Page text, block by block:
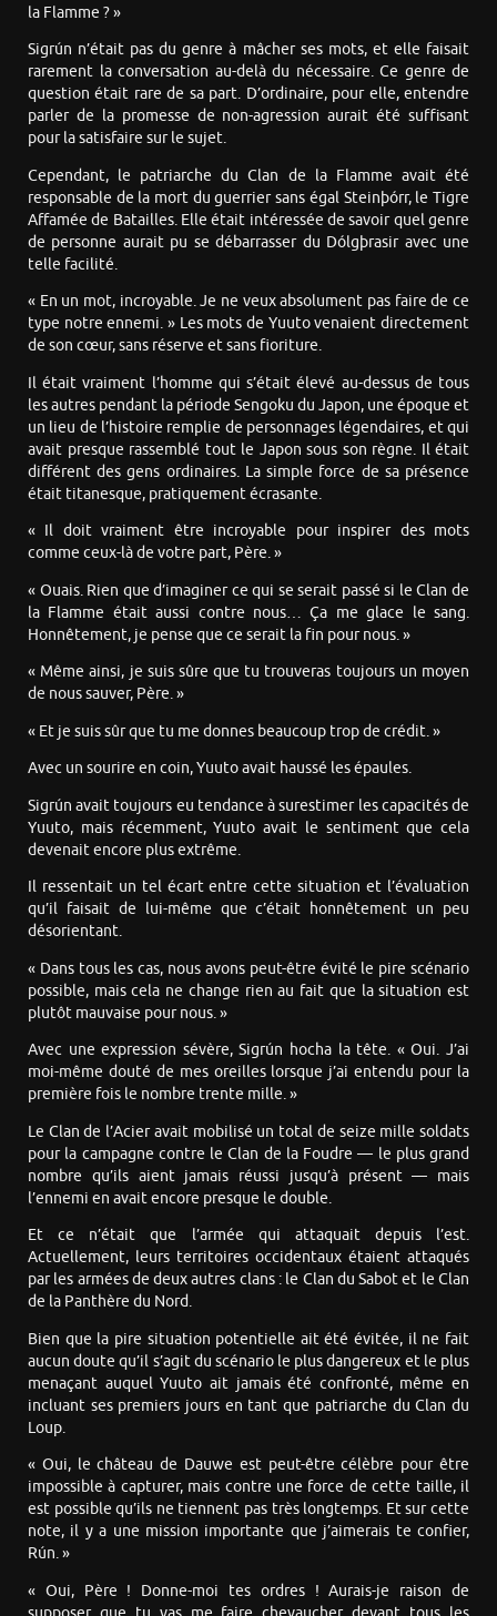
la Flamme ? »
Sigrún n’était pas du genre à mâcher ses mots, et elle faisait
rarement la conversation au-delà du nécessaire. Ce genre de
question était rare de sa part. D’ordinaire, pour elle, entendre
parler de la promesse de non-agression aurait été suffisant
pour la satisfaire sur le sujet.
Cependant, le patriarche du Clan de la Flamme avait été
responsable de la mort du guerrier sans égal Steinþórr, le Tigre
Affamée de Batailles. Elle était intéressée de savoir quel genre
de personne aurait pu se débarrasser du Dólgþrasir avec une
telle facilité.
« En un mot, incroyable. Je ne veux absolument pas faire de ce
type notre ennemi. » Les mots de Yuuto venaient directement
de son cœur, sans réserve et sans fioriture.
Il était vraiment l’homme qui s’était élevé au-dessus de tous
les autres pendant la période Sengoku du Japon, une époque et
un lieu de l’histoire remplie de personnages légendaires, et qui
avait presque rassemblé tout le Japon sous son règne. Il était
différent des gens ordinaires. La simple force de sa présence
était titanesque, pratiquement écrasante.
« Il doit vraiment être incroyable pour inspirer des mots
comme ceux-là de votre part, Père. »
« Ouais. Rien que d’imaginer ce qui se serait passé si le Clan de
la Flamme était aussi contre nous… Ça me glace le sang.
Honnêtement, je pense que ce serait la fin pour nous. »
« Même ainsi, je suis sûre que tu trouveras toujours un moyen
de nous sauver, Père. »
« Et je suis sûr que tu me donnes beaucoup trop de crédit. »
Avec un sourire en coin, Yuuto avait haussé les épaules.
Sigrún avait toujours eu tendance à surestimer les capacités de
Yuuto, mais récemment, Yuuto avait le sentiment que cela
devenait encore plus extrême.
Il ressentait un tel écart entre cette situation et l’évaluation
qu’il faisait de lui-même que c’était honnêtement un peu
désorientant.
« Dans tous les cas, nous avons peut-être évité le pire scénario
possible, mais cela ne change rien au fait que la situation est
plutôt mauvaise pour nous. »
Avec une expression sévère, Sigrún hocha la tête. « Oui. J’ai
moi-même douté de mes oreilles lorsque j’ai entendu pour la
première fois le nombre trente mille. »
Le Clan de l’Acier avait mobilisé un total de seize mille soldats
pour la campagne contre le Clan de la Foudre — le plus grand
nombre qu’ils aient jamais réussi jusqu’à présent — mais
l’ennemi en avait encore presque le double.
Et ce n’était que l’armée qui attaquait depuis l’est.
Actuellement, leurs territoires occidentaux étaient attaqués
par les armées de deux autres clans : le Clan du Sabot et le Clan
de la Panthère du Nord.
Bien que la pire situation potentielle ait été évitée, il ne fait
aucun doute qu’il s’agit du scénario le plus dangereux et le plus
menaçant auquel Yuuto ait jamais été confronté, même en
incluant ses premiers jours en tant que patriarche du Clan du
Loup.
« Oui, le château de Dauwe est peut-être célèbre pour être
impossible à capturer, mais contre une force de cette taille, il
est possible qu’ils ne tiennent pas très longtemps. Et sur cette
note, il y a une mission importante que j’aimerais te confier,
Rún. »
« Oui, Père ! Donne-moi tes ordres ! Aurais-je raison de